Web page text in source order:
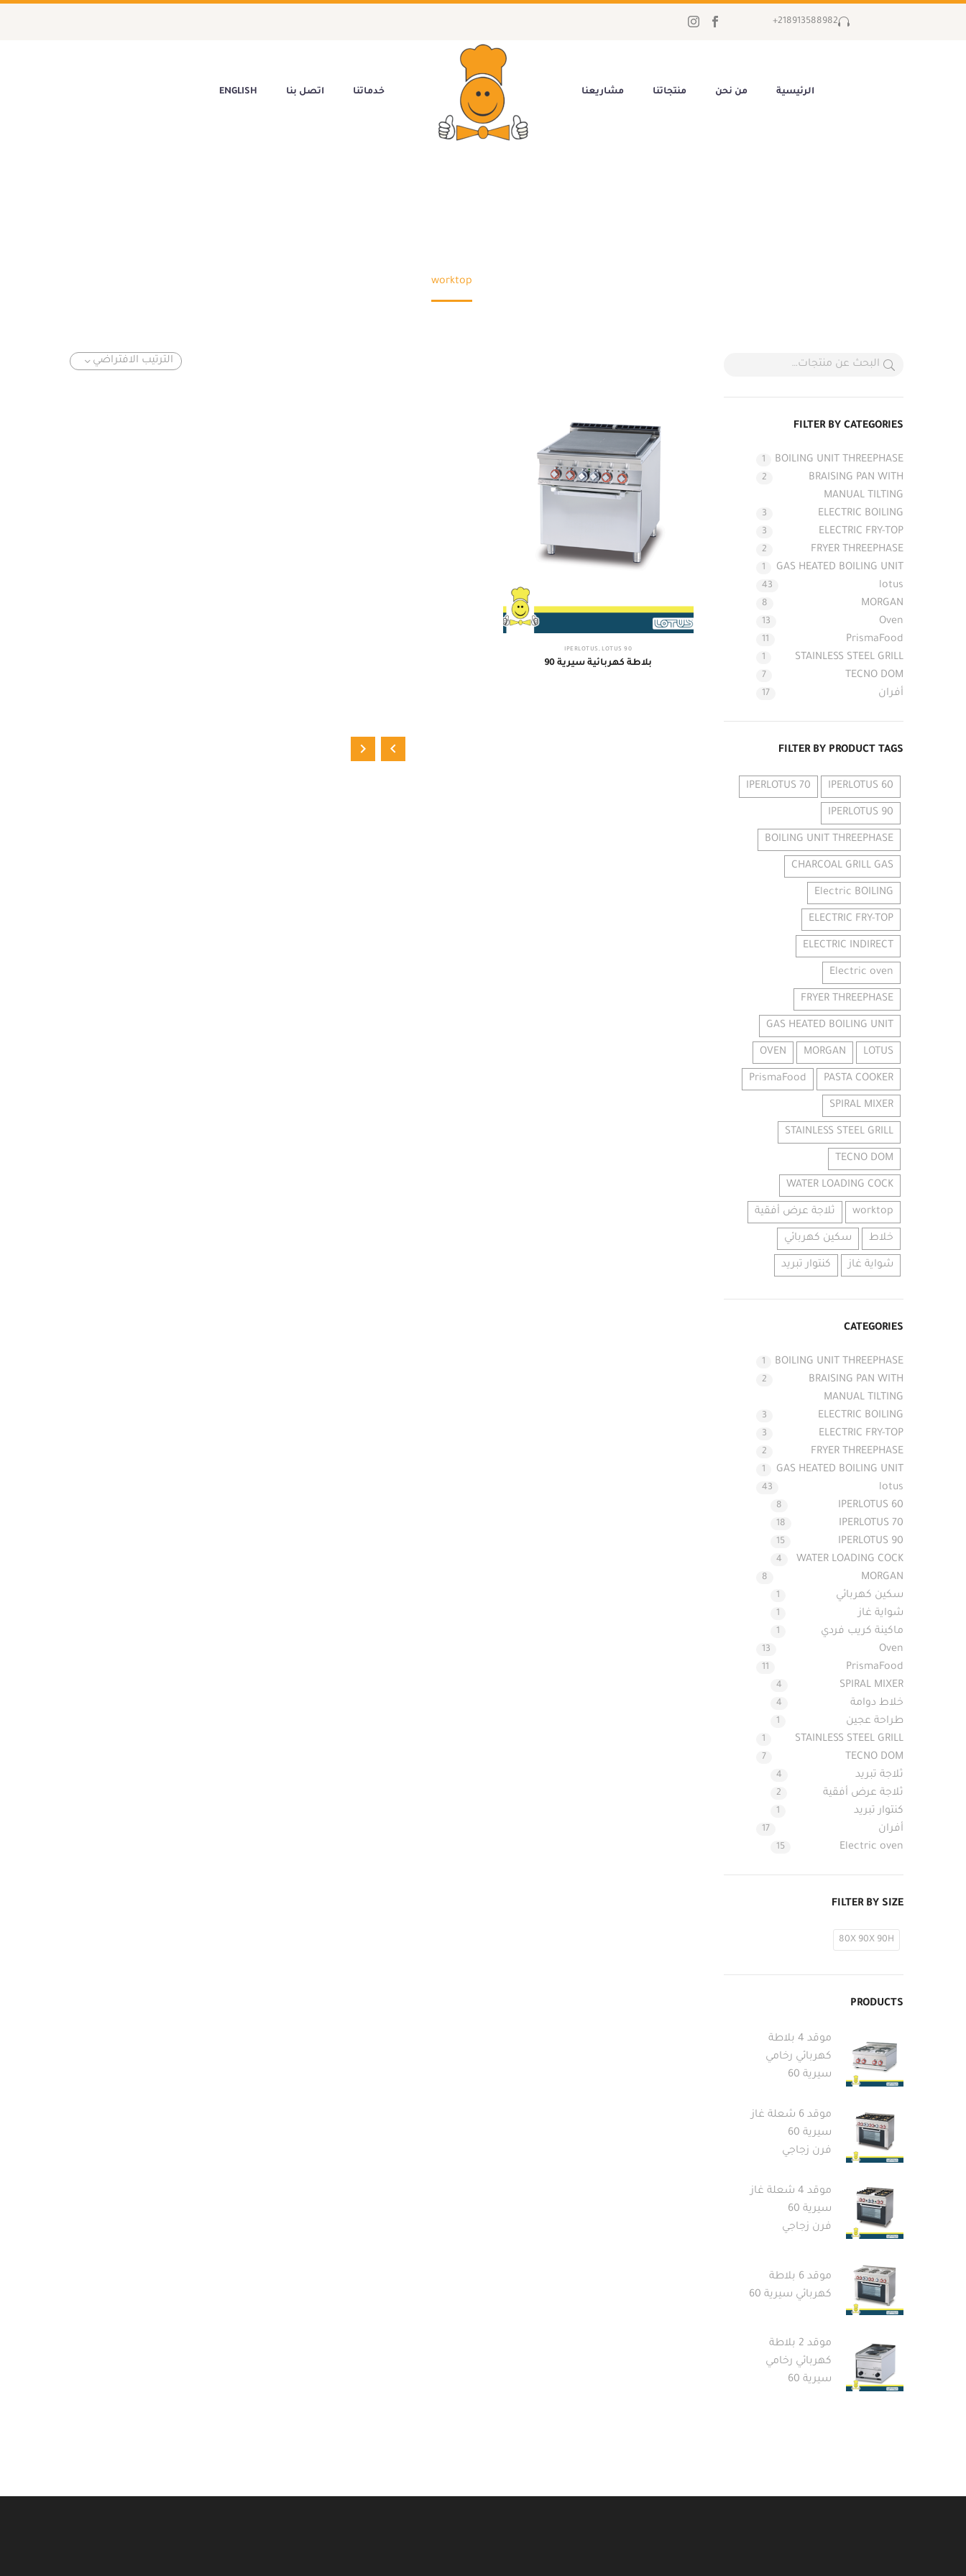
218913588982+
الرئيسية من نحن منتجاتنا مشاريعنا خدماتنا اتصل بنا ENGLISH
worktop
FILTER BY CATEGORIES
BOILING UNIT THREEPHASE
1
BRAISING PAN WITH
MANUAL TILTING
2
ELECTRIC BOILING
3
ELECTRIC FRY-TOP
3
FRYER THREEPHASE
2
GAS HEATED BOILING UNIT
1
lotus
43
MORGAN
8
Oven
13
PrismaFood
11
STAINLESS STEEL GRILL
1
TECNO DOM
7
أفران 17
FILTER BY PRODUCT TAGS
60 IPERLOTUS
70 IPERLOTUS
90 IPERLOTUS
BOILING UNIT THREEPHASE
CHARCOAL GRILL GAS
Electric BOILING
ELECTRIC FRY-TOP
ELECTRIC INDIRECT
Electric oven
FRYER THREEPHASE
GAS HEATED BOILING UNIT
LOTUS
MORGAN
OVEN
PASTA COOKER
PrismaFood
SPIRAL MIXER
STAINLESS STEEL GRILL
TECNO DOM
WATER LOADING COCK
worktop ثلاجة عرض أفقية
خلاط سكين كهربائي
شواية غاز كنتوار تبريد
CATEGORIES
BOILING UNIT THREEPHASE
1
BRAISING PAN WITH
MANUAL TILTING
2
ELECTRIC BOILING
3
ELECTRIC FRY-TOP
3
FRYER THREEPHASE
2
GAS HEATED BOILING UNIT
1
lotus
43
60 IPERLOTUS
8
70 IPERLOTUS
18
90 IPERLOTUS
15
WATER LOADING COCK
4
MORGAN
8
سكين كهربائي 1
شواية غاز 1
ماكينة كريب فردي 1
Oven
13
PrismaFood
11
SPIRAL MIXER
4
خلاط دوامة 4
طراحة عجين 1
STAINLESS STEEL GRILL
1
TECNO DOM
7
ثلاجة تبريد 4
ثلاجة عرض أفقية 2
كنتوار تبريد 1
أفران 17
Electric oven
15
FILTER BY SIZE
80X 90X 90H
PRODUCTS
موقد 4 بلاطة
كهربائي رخامي
سيرية 60
موقد 6 شعلة غاز
سيرية 60
فرن زجاجي
موقد 4 شعلة غاز
سيرية 60
فرن زجاجي
موقد 6 بلاطة
كهربائي سيرية 60
موقد 2 بلاطة
كهربائي رخامي
سيرية 60
الترتيب الافتراضي
90 IPERLOTUS
, LOTUS
بلاطة كهربائية سيرية 90